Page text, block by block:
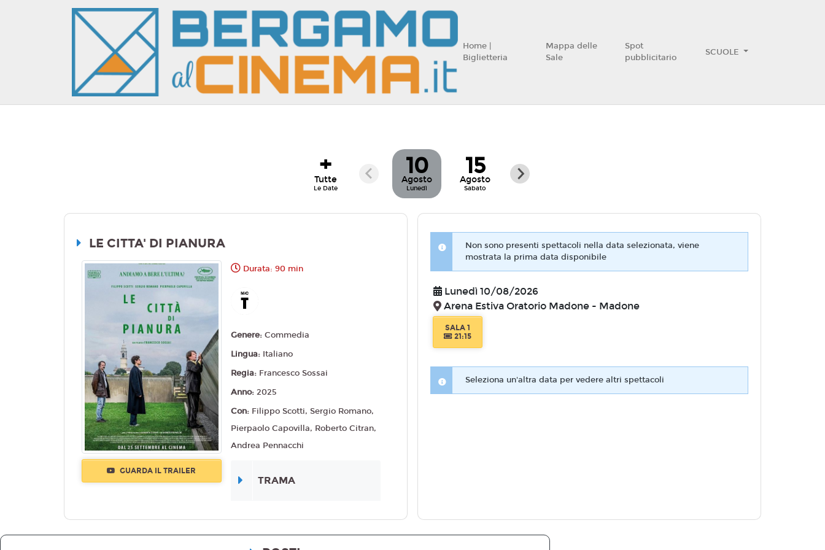
Home |
Biglietteria
Mappa delle
Sale
Spot
pubblicitario
SCUOLE
+
Tutte
Le Date
10
Agosto
Lunedì
15
Agosto
Sabato
LE CITTA' DI PIANURA
GUARDA IL TRAILER
Durata: 90 min
Genere:Commedia
Lingua: Italiano
Regia: Francesco Sossai
Anno:2025
Con: Filippo Scotti, Sergio Romano,
Pierpaolo Capovilla, Roberto Citran,
Andrea Pennacchi
TRAMA
Non sono presenti spettacoli nella data selezionata, viene
mostrata la prima data disponibile
Lunedì 10/08/2026
Arena Estiva Oratorio Madone - Madone
SALA 1
21:15
Seleziona un'altra data per vedere altri spettacoli